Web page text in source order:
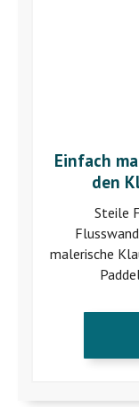
Einfach
den
Steile
malerische